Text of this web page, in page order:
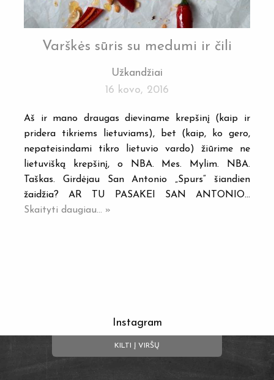
Varškės sūris su medumi ir čili
Užkandžiai
16 kovo, 2016
Aš ir mano draugas dieviname krepšinį (kaip ir
pridera tikriems lietuviams), bet (kaip, ko gero,
nepateisindami tikro lietuvio vardo) žiūrime ne
lietuvišką krepšinį, o NBA. Mes. Mylim. NBA.
Taškas. Girdėjau San Antonio „Spurs“ šiandien
žaidžia? AR TU PASAKEI SAN ANTONIO…
Skaityti daugiau... »
Instagram
KILTI Į VIRŠŲ